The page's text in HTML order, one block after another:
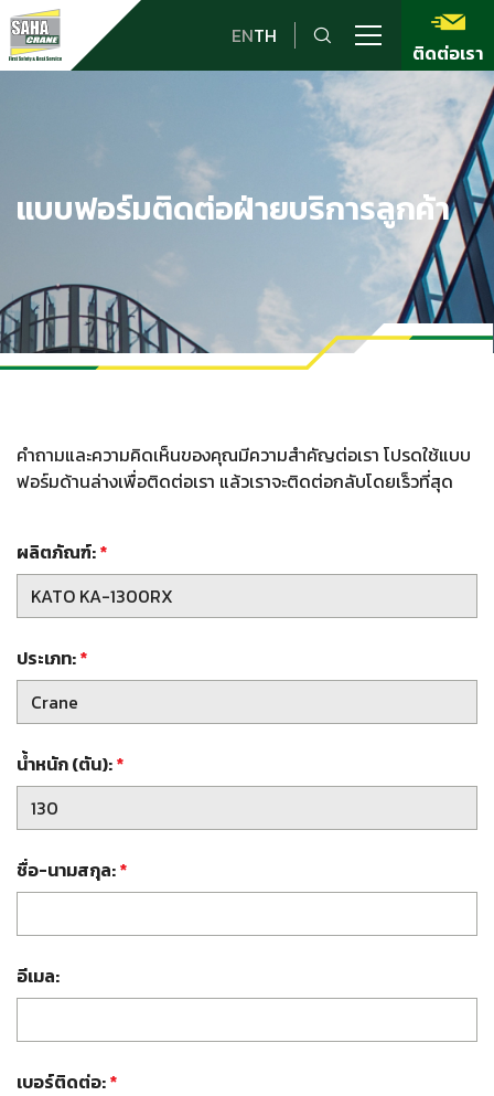
ENTH
ติดต่อเรา
แบบฟอร์มติดต่อฝ่ายบริการลูกค้า
คำถามและความคิดเห็นของคุณมีความสำคัญต่อเรา โปรดใช้แบบ
ฟอร์มด้านล่างเพื่อติดต่อเรา แล้วเราจะติดต่อกลับโดยเร็วที่สุด
ผลิตภัณฑ์:*
ประเภท:*
น้ำหนัก (ตัน):*
ชื่อ-นามสกุล:*
อีเมล:
เบอร์ติดต่อ:*